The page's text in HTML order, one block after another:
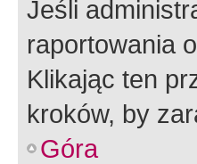
Jeśli
raportowania
Klikając ten
kroków, by
Góra